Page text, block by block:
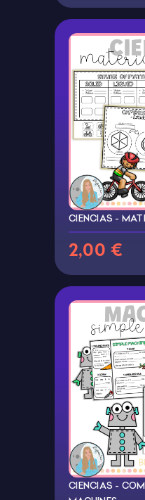
CIENCIAS -
2,00 €
CIENCIAS -